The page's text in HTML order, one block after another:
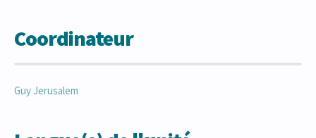
Coordinateur
GuyJerusalem